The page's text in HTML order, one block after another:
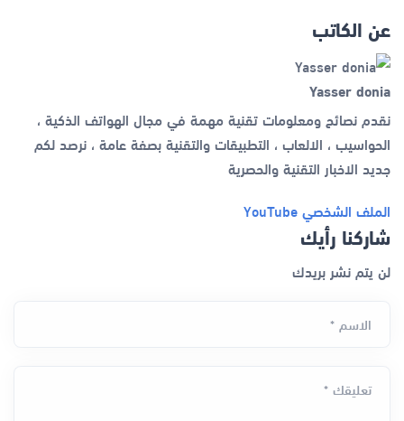
عن الكاتب
Yasser donia
نقدم نصائح ومعلومات تقنية مهمة في مجال الهواتف الذكية ،
الحواسيب ، الالعاب ، التطبيقات والتقنية بصفة عامة ، نرصد لكم
جديد الاخبار التقنية والحصرية
الملف الشخصي YouTube
شاركنا رأيك
لن يتم نشر بريدك
الاسم *
تعليقك *